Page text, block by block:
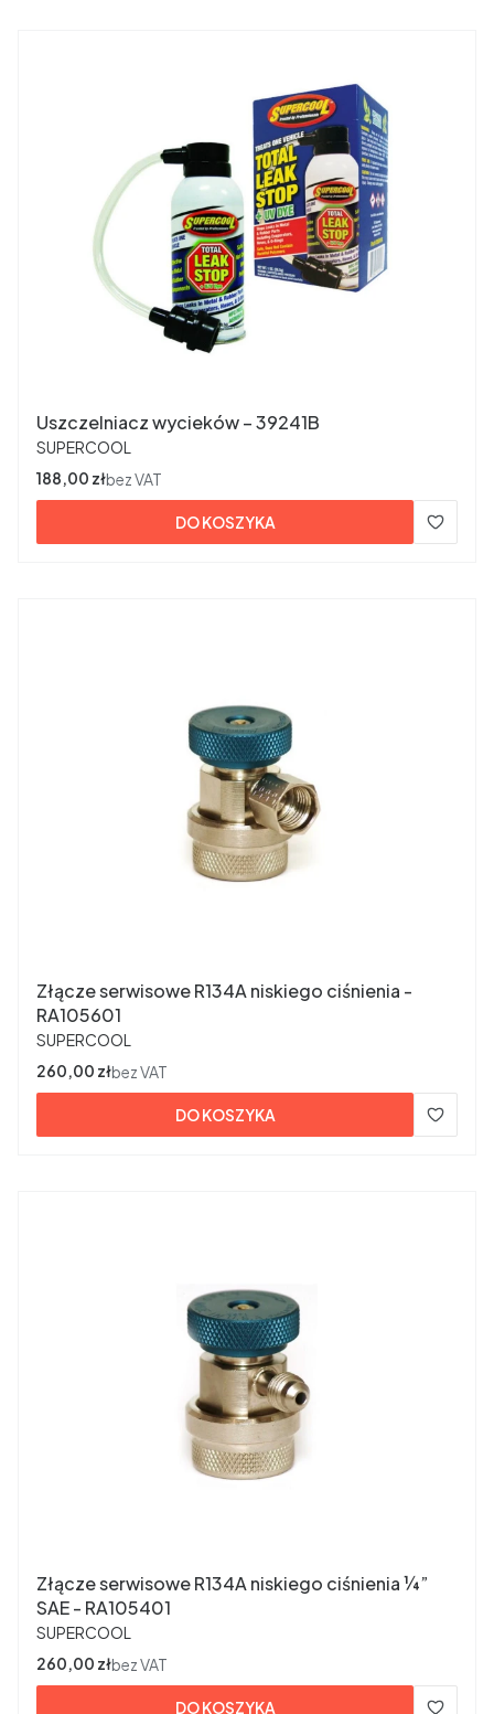
Uszczelniacz wycieków – 39241B
PRODUCENT
SUPERCOOL
Cena
188,00 złbez VAT
DO KOSZYKA
Złącze serwisowe R134A niskiego ciśnienia -
RA105601
PRODUCENT
SUPERCOOL
Cena
260,00 złbez VAT
DO KOSZYKA
Złącze serwisowe R134A niskiego ciśnienia ¼”
SAE - RA105401
PRODUCENT
SUPERCOOL
Cena
260,00 złbez VAT
DO KOSZYKA